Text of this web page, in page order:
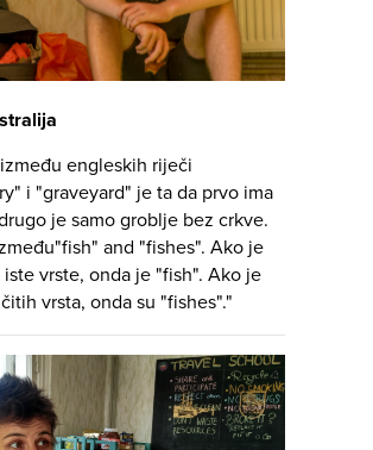
engleskih riječi
i "graveyard" je ta da prvo ima
je samo groblje bez crkve.
and "fishes". Ako je
iste vrste, onda je "fish". Ako je
vrsta, onda su "fishes"."